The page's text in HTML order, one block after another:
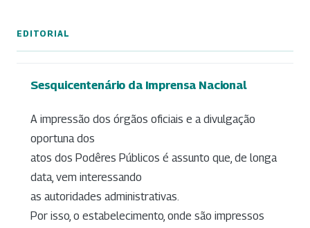
EDITORIAL
Sesquicentenário da Imprensa Nacional
A impressão dos órgãos oficiais e a divulgação
oportuna dos
atos dos Podêres Públicos é assunto que, de longa
data, vem interessando
as autoridades administrativas.
Por isso, o estabelecimento, onde são impressos